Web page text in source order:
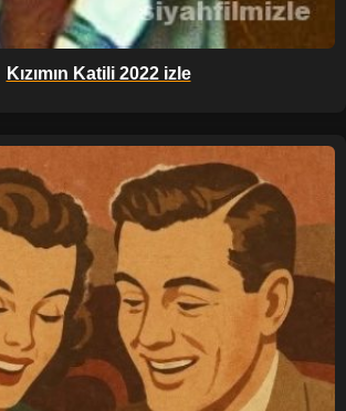
Kızımın Katili 2022 izle